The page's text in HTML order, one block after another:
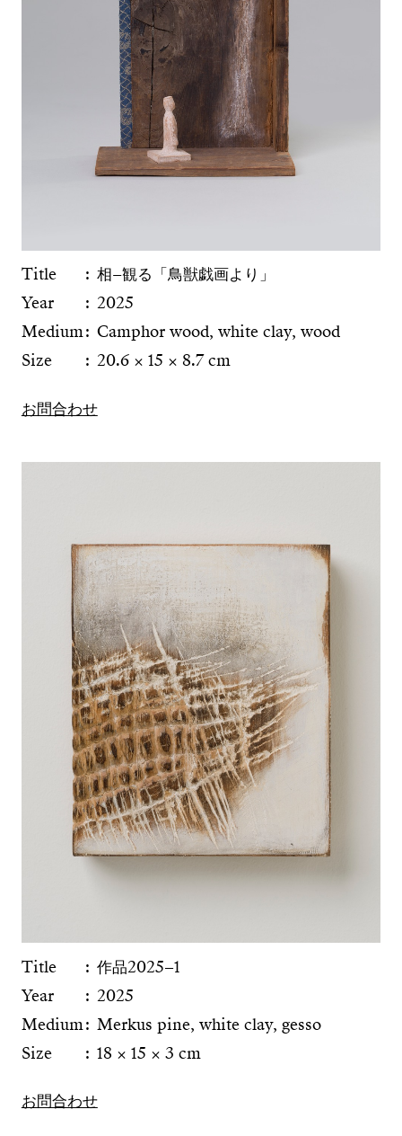
Title
相–観る「鳥獣戯画より」
Year
2025
Medium Camphor wood, white clay, wood
Size
20.6 × 15 × 8.7 cm
お問合わせ
Title
作品2025−1
Year
2025
Medium Merkus pine, white clay, gesso
Size
18 × 15 × 3 cm
お問合わせ